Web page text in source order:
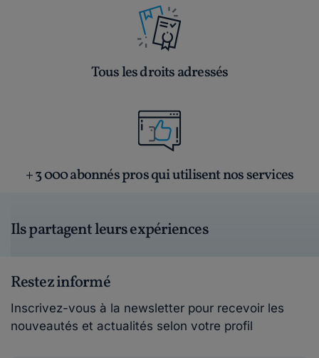
Tous les droits adressés
+ 3 000 abonnés pros qui utilisent nos services
Ils partagent leurs expériences
Restez informé
Inscrivez-vous à la newsletter pour recevoir les
nouveautés et actualités selon votre profil